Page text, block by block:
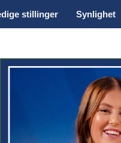
stillinger Synlighet